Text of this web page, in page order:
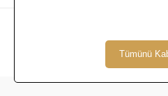
© 2024 FERSAN - Tüm Hakları